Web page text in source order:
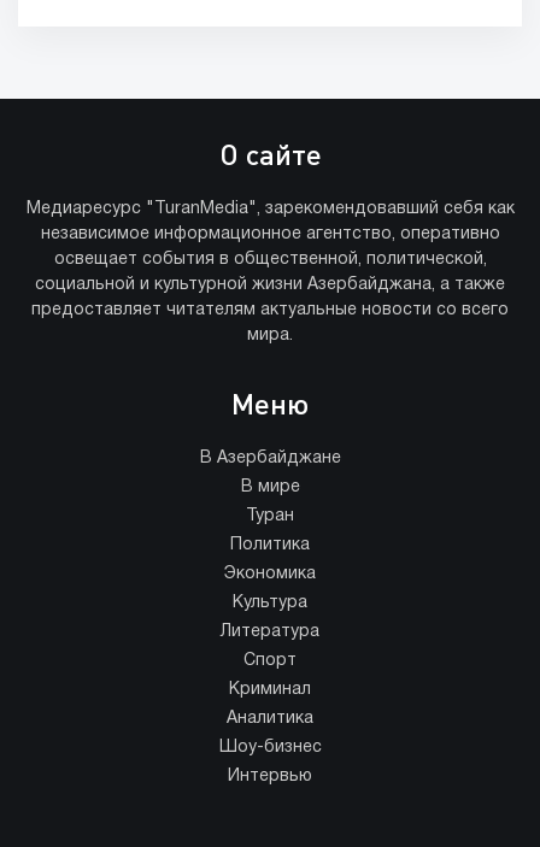
О сайте
Медиаресурс "TuranMedia", зарекомендовавший себя как
независимое информационное агентство, оперативно
освещает события в общественной, политической,
социальной и культурной жизни Азербайджана, а также
предоставляет читателям актуальные новости со всего
мира.
Меню
В Азербайджане
В мире
Туран
Политика
Экономика
Культура
Литература
Спорт
Криминал
Аналитика
Шоу-бизнес
Интервью